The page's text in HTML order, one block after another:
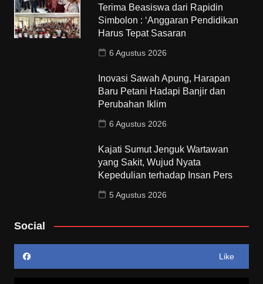
Terima Beasiswa dari Rapidin
Simbolon : ‘Anggaran Pendidikan
Harus Tepat Sasaran
6 Agustus 2026
Inovasi Sawah Apung, Harapan
Baru Petani Hadapi Banjir dan
Perubahan Iklim
6 Agustus 2026
Kajati Sumut Jenguk Wartawan
yang Sakit, Wujud Nyata
Kepedulian terhadap Insan Pers
5 Agustus 2026
Social
Like